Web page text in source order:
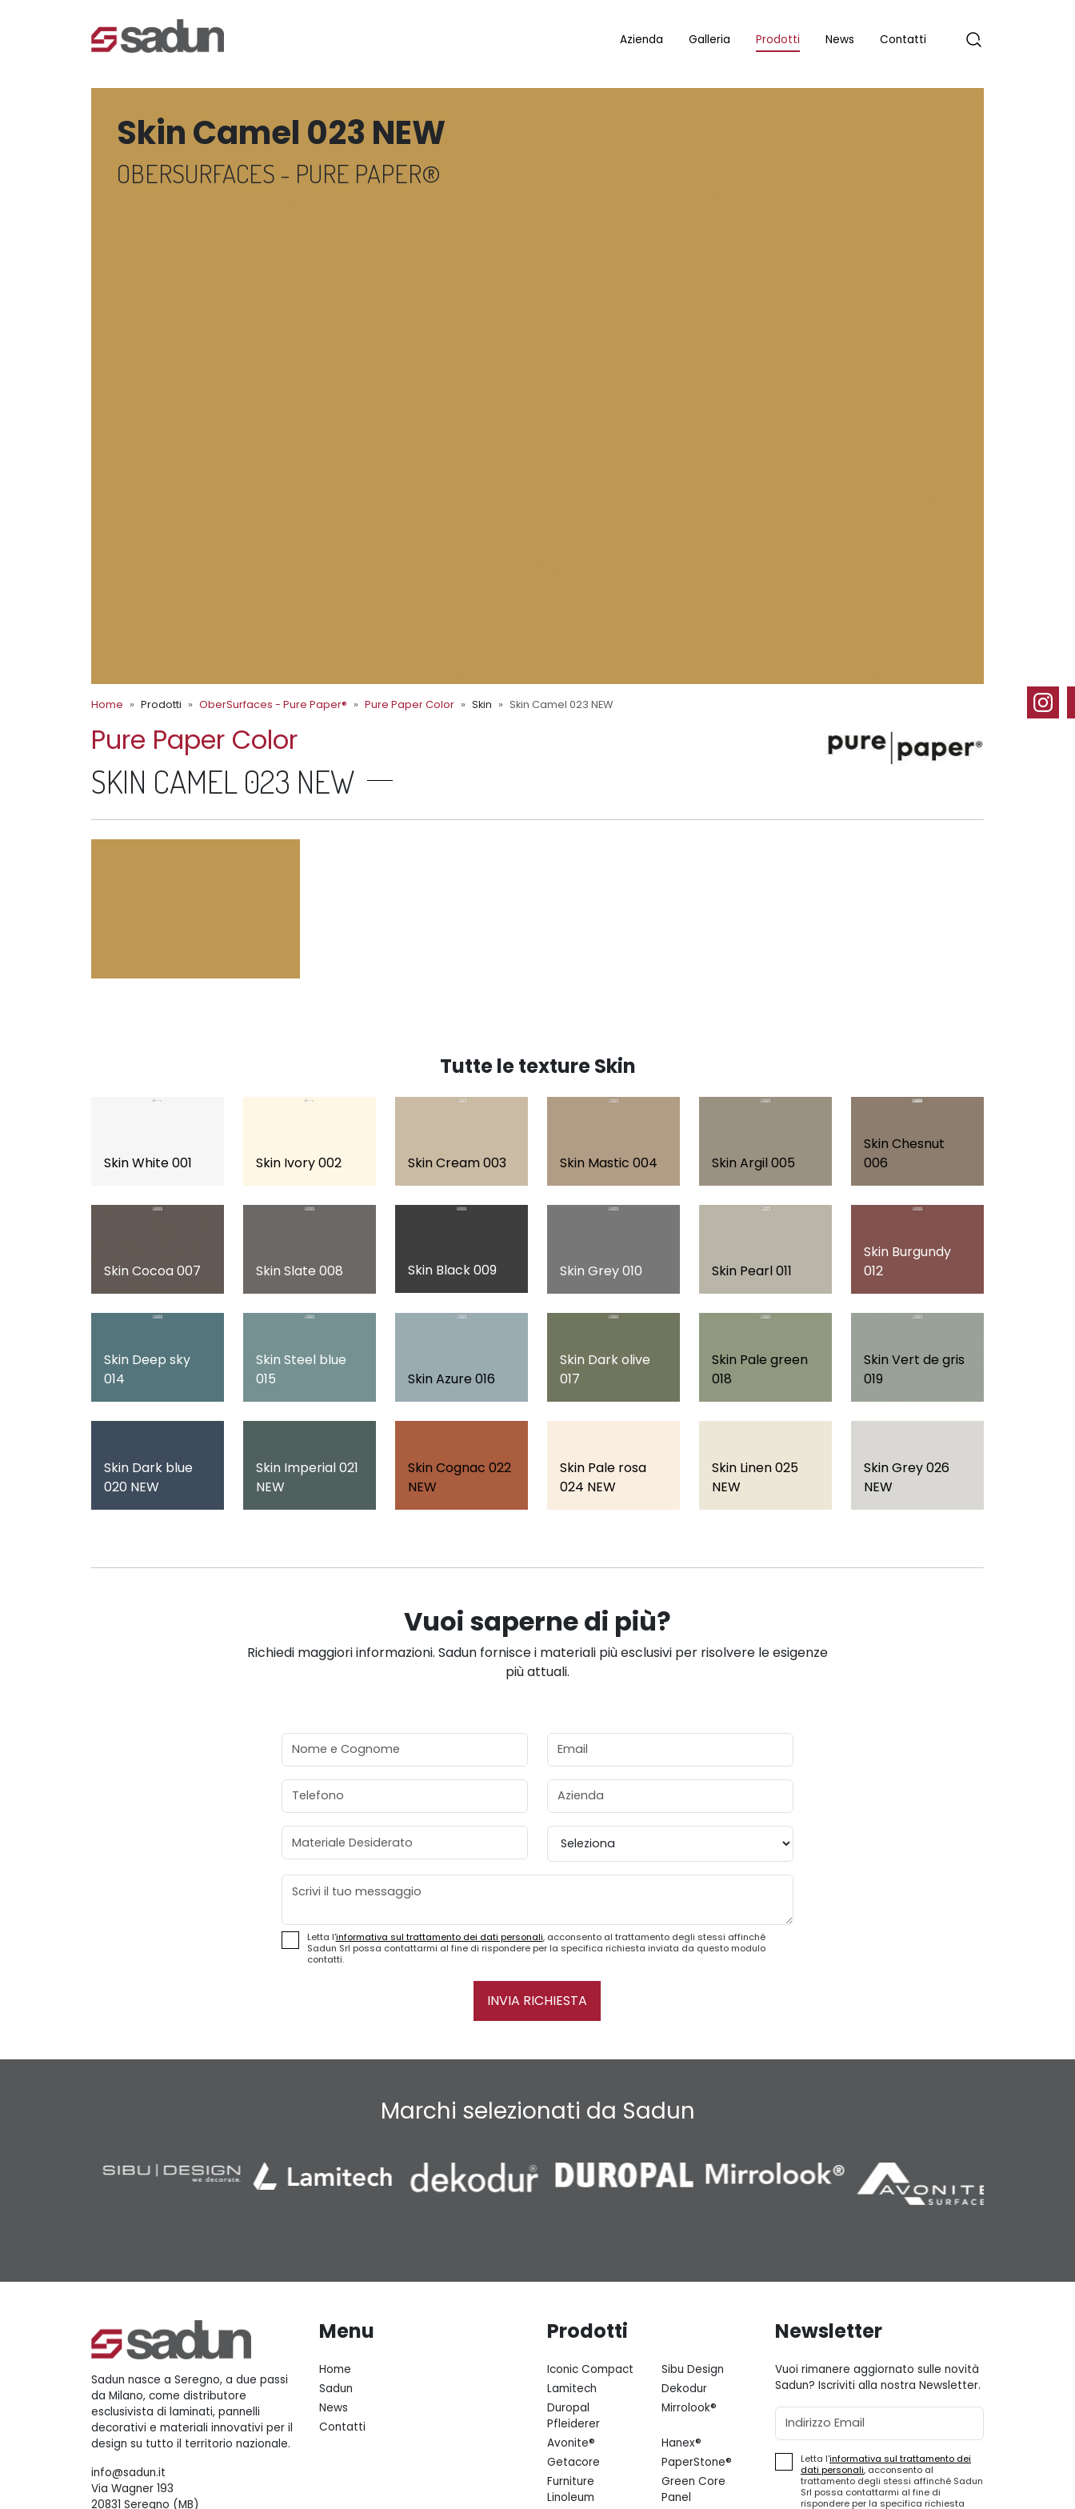
Azienda Galleria Prodotti News Contatti
Skin Camel 023 NEW
OBERSURFACES - PURE PAPER®
Home Prodotti OberSurfaces - Pure Paper® Pure Paper Color Skin Skin Camel 023 NEW
Pure Paper Color
SKIN CAMEL 023 NEW
Tutte le texture Skin
Skin White 001 Skin Ivory 002 Skin Cream 003 Skin Mastic 004 Skin Argil 005
Skin Chesnut
006
Skin Cocoa 007 Skin Slate 008 Skin Black 009 Skin Grey 010 Skin Pearl 011
Skin Burgundy
012
Skin Deep sky
014
Skin Steel blue
015
Skin Azure 016
Skin Dark olive
017
Skin Pale green
018
Skin Vert de gris
019
Skin Dark blue
020 NEW
Skin Imperial 021
NEW
Skin Cognac 022
NEW
Skin Pale rosa
024 NEW
Skin Linen 025
NEW
Skin Grey 026
NEW
Vuoi saperne di più?
Richiedi maggiori informazioni. Sadun fornisce i materiali più esclusivi per risolvere le esigenze
più attuali.
Nome e Cognome Email
Telefono Azienda
Materiale Desiderato Provincia
Messaggio
Letta l'informativa sul trattamento dei dati personali, acconsento al trattamento degli stessi affinché
Sadun Srl possa contattarmi al fine di rispondere per la specifica richiesta inviata da questo modulo
contatti.
INVIA RICHIESTA
Marchi selezionati da Sadun
Sadun nasce a Seregno, a due passi
da Milano, come distributore
esclusivista di laminati, pannelli
decorativi e materiali innovativi per il
design su tutto il territorio nazionale.
info@sadun.it
Via Wagner 193
20831 Seregno (MB)
Menu
Home
Sadun
News
Contatti
Prodotti
Iconic Compact
Sibu Design
Lamitech
Dekodur
Duropal
Pfleiderer
Mirrolook®
Avonite®
Hanex®
Getacore
PaperStone®
Furniture
Linoleum
Green Core
Panel
Newsletter
Vuoi rimanere aggiornato sulle novità
Sadun? Iscriviti alla nostra Newsletter.
Email
Letta l'informativa sul trattamento dei
dati personali, acconsento al
trattamento degli stessi affinché Sadun
Srl possa contattarmi al fine di
rispondere per la specifica richiesta